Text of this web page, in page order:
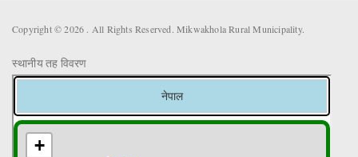
Copyright © 2026 . All Rights Reserved. Mikwakhola Rural Municipality.
स्थानीय तह विवरण